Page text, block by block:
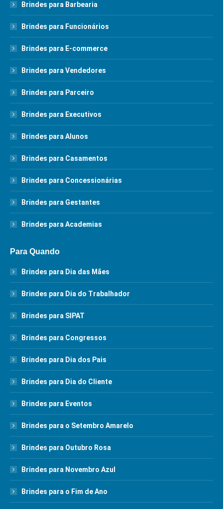
Brindes para Barbearia
Brindes para Funcionários
Brindes para E-commerce
Brindes para Vendedores
Brindes para Parceiro
Brindes para Executivos
Brindes para Alunos
Brindes para Casamentos
Brindes para Concessionárias
Brindes para Gestantes
Brindes para Academias
Para Quando
Brindes para Dia das Mães
Brindes para Dia do Trabalhador
Brindes para SIPAT
Brindes para Congressos
Brindes para Dia dos Pais
Brindes para Dia do Cliente
Brindes para Eventos
Brindes para o Setembro Amarelo
Brindes para Outubro Rosa
Brindes para Novembro Azul
Brindes para o Fim de Ano